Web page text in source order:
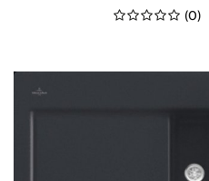
(0)